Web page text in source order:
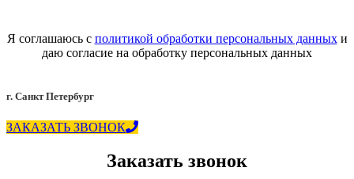
Я соглашаюсь с политикой обработки персональных данныхи
даю согласие на обработку персональных данных
г. Санкт Петербург
ЗАКАЗАТЬ ЗВОНОК
Заказать звонок